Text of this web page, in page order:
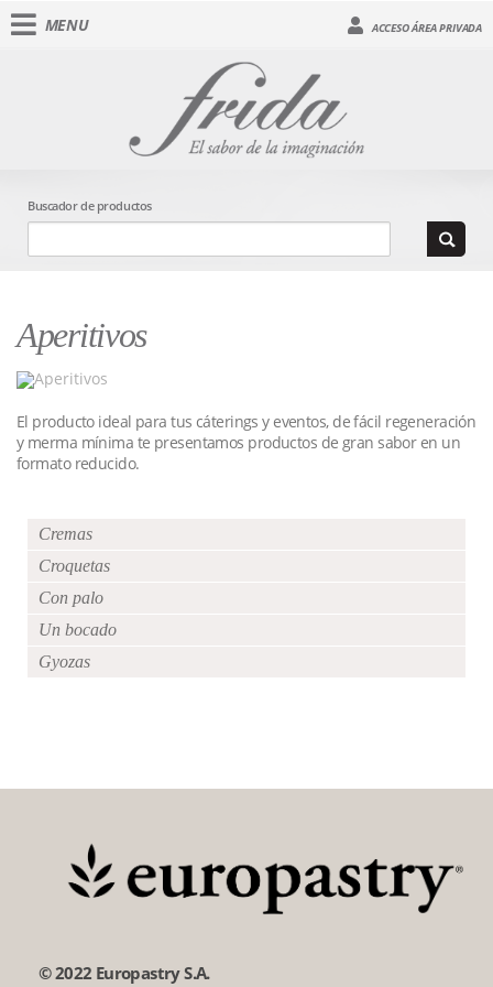
MENU ACCESO ÁREA PRIVADA
Buscador de productos
Aperitivos
El producto ideal para tus cáterings y eventos, de fácil regeneración
y merma mínima te presentamos productos de gran sabor en un
formato reducido.
Cremas
Croquetas
Con palo
Un bocado
Gyozas
© 2022 Europastry S.A.